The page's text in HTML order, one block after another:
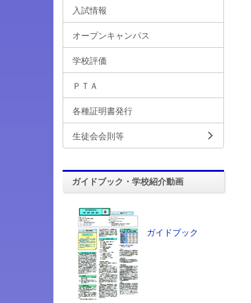
入試情報
オープンキャンパス
学校評価
ＰＴＡ
各種証明書発行
生徒会会則等
ガイドブック・学校紹介動画
ガイドブック